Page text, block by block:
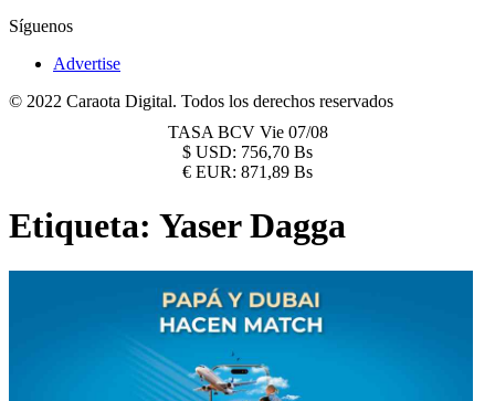
Síguenos
Advertise
© 2022 Caraota Digital. Todos los derechos reservados
TASA BCV Vie 07/08
$ USD: 756,70 Bs
€ EUR: 871,89 Bs
Etiqueta: Yaser Dagga